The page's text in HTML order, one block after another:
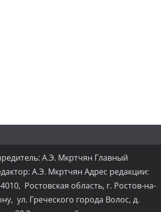
А.Э. Мкртчян Главный
А.Э. Мкртчян Адрес редакции:
Ростовская область, г. Ростов-на-
ул. Греческого города Волос, д.